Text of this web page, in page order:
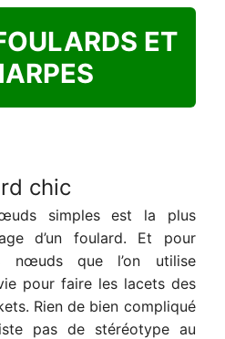
ET
chic
simples est la plus
d’un foulard. Et pour
nœuds que l’on utilise
pour faire les lacets des
Rien de bien compliqué
pas de stéréotype au